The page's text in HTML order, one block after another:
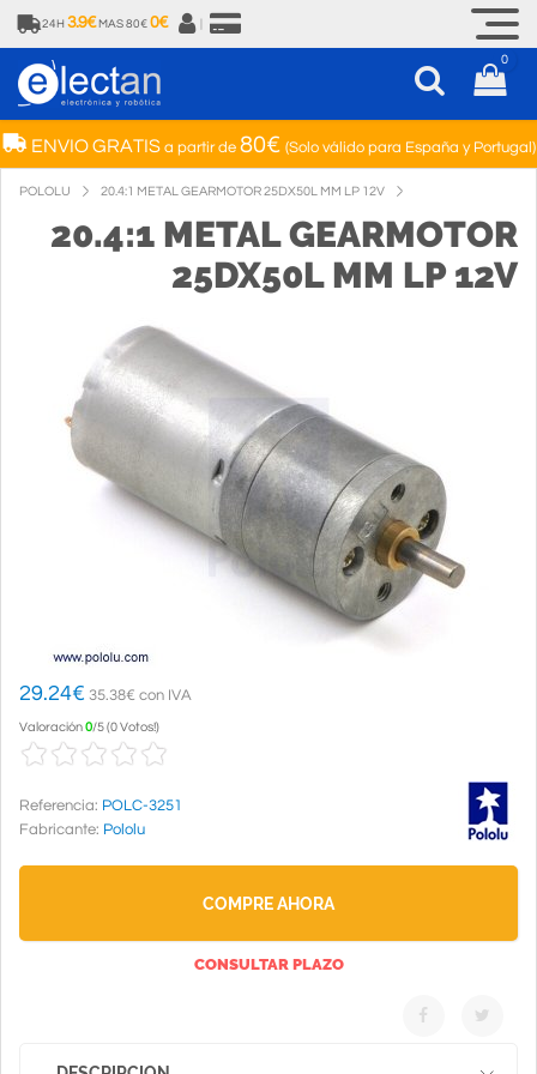
24H 3.9€ MAS 80€ 0€
0
ENVIO GRATISa partir de 80€ (Solo válido para España y Portugal)
POLOLU 20.4:1 METAL GEARMOTOR 25DX50L MM LP 12V
20.4:1 METAL GEARMOTOR
25DX50L MM LP 12V
29.24€ 35.38€ con IVA
Valoración0/5(0 Votos!)
Referencia: POLC-3251
Fabricante: Pololu
COMPRE AHORA
CONSULTAR PLAZO